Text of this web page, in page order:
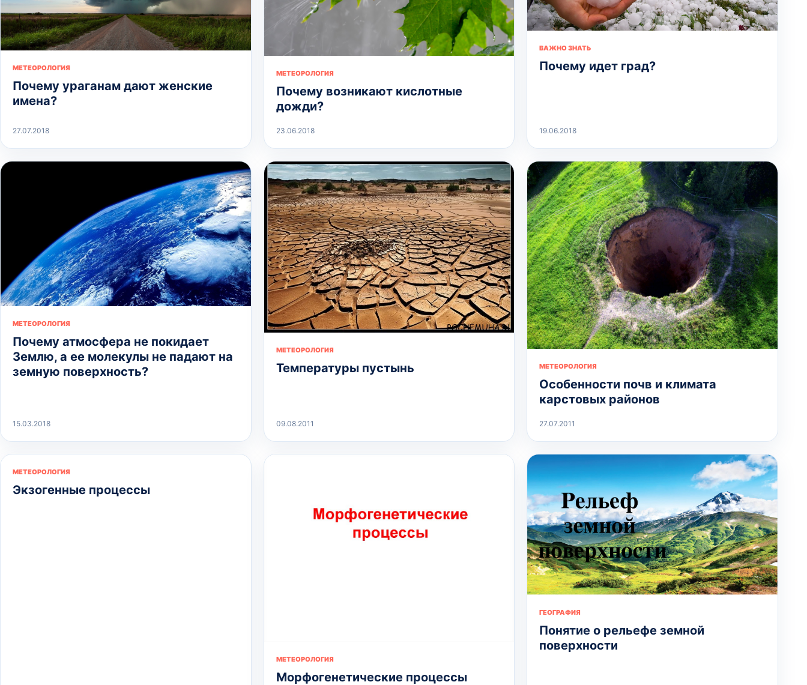
МЕТЕОРОЛОГИЯ
Почему ураганам дают женские
имена?
27.07.2018
МЕТЕОРОЛОГИЯ
Почему возникают кислотные
дожди?
23.06.2018
ВАЖНО ЗНАТЬ
Почему идет град?
19.06.2018
МЕТЕОРОЛОГИЯ
Почему атмосфера не покидает
Землю, а ее молекулы не падают на
земную поверхность?
15.03.2018
МЕТЕОРОЛОГИЯ
Температуры пустынь
09.08.2011
МЕТЕОРОЛОГИЯ
Особенности почв и климата
карстовых районов
27.07.2011
МЕТЕОРОЛОГИЯ
Экзогенные процессы
МЕТЕОРОЛОГИЯ
Морфогенетические процессы
ГЕОГРАФИЯ
Понятие о рельефе земной
поверхности